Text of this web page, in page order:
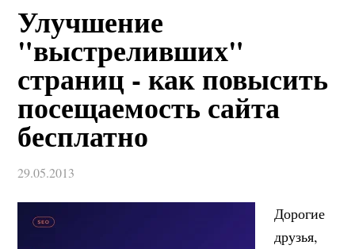
Улучшение
"выстреливших"
страниц - как повысить
посещаемость сайта
бесплатно
29.05.2013
Дорогие
друзья,